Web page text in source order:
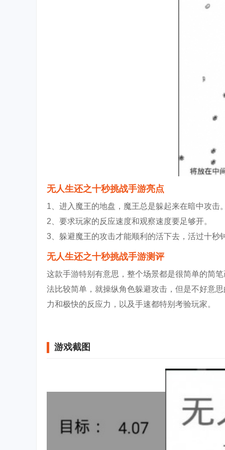
无人生还之十秒挑战手游亮点
1、进入魔王的地盘，魔王总是躲起来在暗中攻击
2、要求玩家的反应速度和观察速度要足够开。
3、躲避魔王的攻击才能顺利的活下去，活过十秒
无人生还之十秒挑战手游测评
这款手游特别有意思，整个场景都是很简单的简
法比较简单，就操纵角色躲避攻击，但是不好意
力和极快的反应力，以及手速都特别考验玩家。
游戏截图